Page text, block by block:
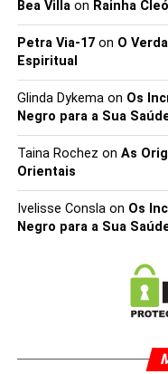
Bea Villaon Rainha
Petra Via-17on O
Espiritual
Glinda Dykemaon Os
Negro para a Sua
Taina Rochez on As
Orientais
Ivelisse Conslaon Os
Negro para a Sua